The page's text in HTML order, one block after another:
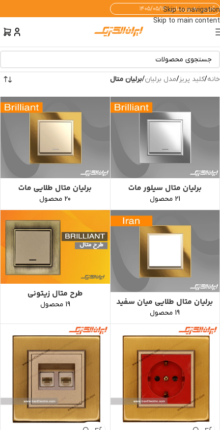
Skip to navigation
Skip to main content
آخرین به‌روزرسانی: ۱۴۰۵/۰۵/۱۴
خانه/کلید پریز/مدل برلیان/برلیان متال
برلیان متال سیلور مات
21 محصول
برلیان متال طلایی مات
20 محصول
برلیان متال طلایی میان سفید
19 محصول
طرح متال زیتونی
19 محصول